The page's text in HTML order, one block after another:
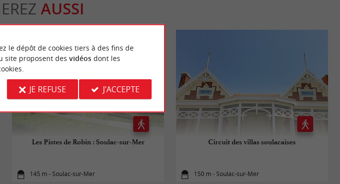
AUSSI
Les Pistes de Robin : Soulac-sur-Mer
145 m - Soulac-sur-Mer
Circuit des villas soulacaises
150 m - Soulac-sur-Mer
le dépôt de cookies tiers à des fins de
site proposent des vidéosdont les
JE REFUSE J'ACCEPTE